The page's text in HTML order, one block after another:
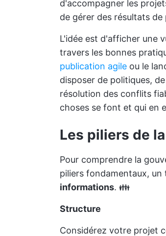
d'accompagner les
de gérer des résultats de
L'idée est d'afficher une
travers les bonnes
publication agile ou le
disposer de politiques,
résolution des conflits
choses se font et qui en
Les piliers de
Pour comprendre la
piliers fondamentaux,
informations. 👪
Structure
Considérez votre projet